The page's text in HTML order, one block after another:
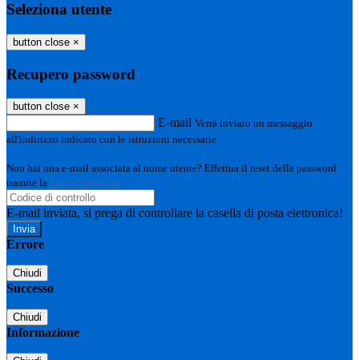
Seleziona utente
button close ×
Recupero password
button close ×
E-mail Verrà inviato un messaggio
all'indirizzo indicato con le istruzioni necessarie.
Non hai una e-mail associata al nome utente? Effettua il reset della password
tramite la Login Spaggiari
E-mail inviata, si prega di controllare la casella di posta elettronica!
Errore
Chiudi
Successo
Chiudi
Informazione